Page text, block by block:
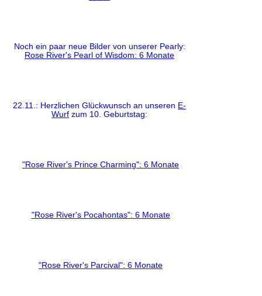
Noch ein paar neue Bilder von unserer Pearly:
Rose River's Pearl of Wisdom: 6 Monate
22.11.: Herzlichen Glückwunsch an unseren E-
Wurf zum 10. Geburtstag:
"Rose River's Prince Charming": 6 Monate
"Rose River's Pocahontas": 6 Monate
"Rose River's Parcival": 6 Monate